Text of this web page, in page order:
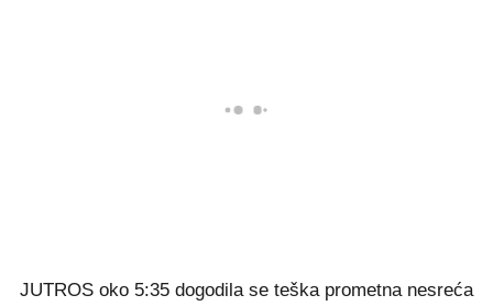
JUTROS oko 5:35 dogodila se teška prometna nesreća